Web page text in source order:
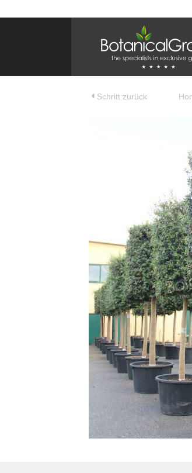
BOTANICALGROUP
EINSATZGEBIET &
OLIJFBOOMSPECIALIST.NL
OLIJFBOOMSPECIALIST.BE
BOTANICALGROUP.EU
BOTANICALGROUP.DE
BOTANICALGROUP.BE
Treesafe
WINTERSCHUTZFUERBAEUME.DE
FROSTPROTECTIONFORTREES.CO.UK
Terracotta
TERRACOTTA.NL
TERRACOTTA.BE
TERRAKOTTA.DE
Schritt zurück